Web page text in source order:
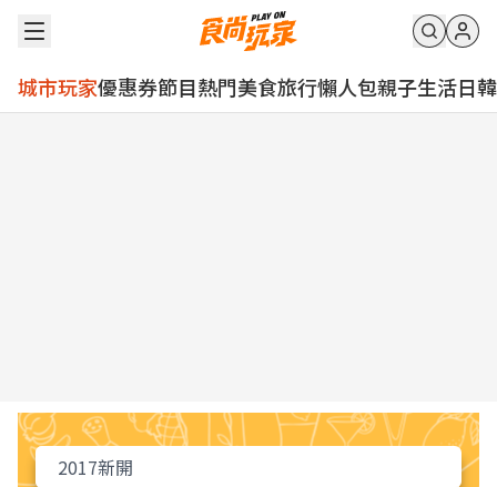
城市玩家優惠券節目熱門美食旅行懶人包親子生活日韓